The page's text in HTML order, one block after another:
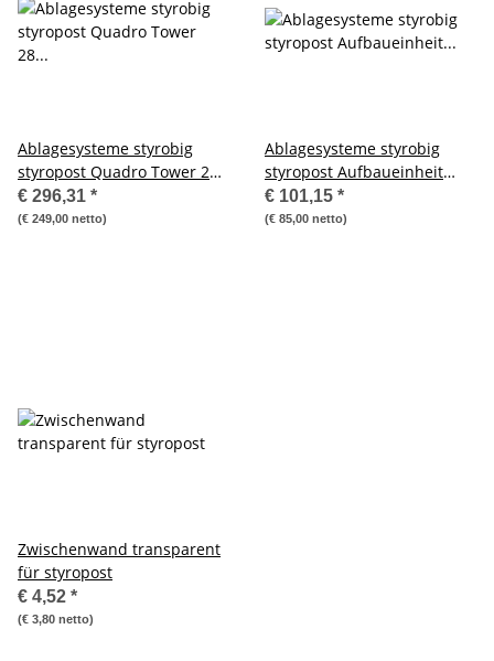
Ablagesysteme styrobig
styropost Quadro Tower 28
Fächer Ablagebox
Ablagefach
€ 296,31 *
(€ 249,00 netto)
Ablagesysteme styrobig
styropost Aufbaueinheit
Quadro-Tower, 4Bx2H, 8
Fächer
€ 101,15 *
(€ 85,00 netto)
Zwischenwand transparent
für styropost
€ 4,52 *
(€ 3,80 netto)